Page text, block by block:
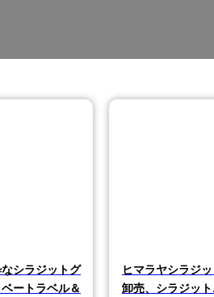
シラジットグ
ートラベル＆
ヒマラヤシラジ
卸売、シラジッ